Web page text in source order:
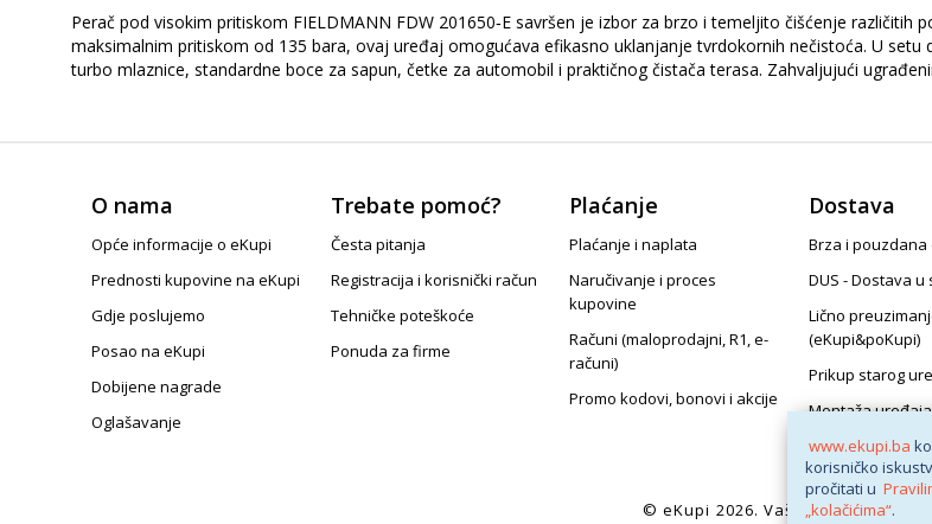
www.ekupi.ba
korisničko
pročitati u
„kolačićima“.
Perač pod visokim pritiskom FIELDMANN FDW 201650‑E savršen je izbor za brzo i temeljito čišćenje različitih
maksimalnim pritiskom od 135 bara, ovaj uređaj omogućava efikasno uklanjanje tvrdokornih nečistoća. U
turbo mlaznice, standardne boce za sapun, četke za automobil i praktičnog čistača terasa. Zahvaljujući
O nama
Opće informacije o eKupi
Prednosti kupovine na eKupi
Gdje poslujemo
Posao na eKupi
Dobijene nagrade
Oglašavanje
Trebate pomoć?
Česta pitanja
Registracija i korisnički račun
Tehničke poteškoće
Ponuda za firme
Plaćanje
Plaćanje i naplata
Naručivanje i proces
kupovine
Računi (maloprodajni, R1, e-
računi)
Promo kodovi, bonovi i akcije
Dostava
Brza i pouzdana
DUS - Dostava u
Lično
(eKupi&poKupi)
Prikup starog
Montaža
© eKupi 2026. Vaša internet